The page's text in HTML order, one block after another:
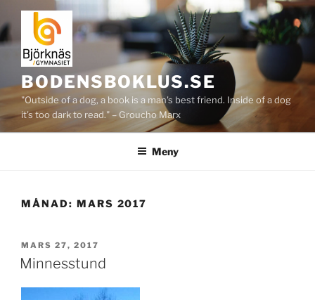
Hoppa
till
innehåll
BODENSBOKLUS.SE
"Outside of a dog, a book is a man's best friend. Inside of a dog
it's too dark to read." – Groucho Marx
Meny
MÅNAD: MARS 2017
PUBLICERAT
MARS 27, 2017
Minnesstund